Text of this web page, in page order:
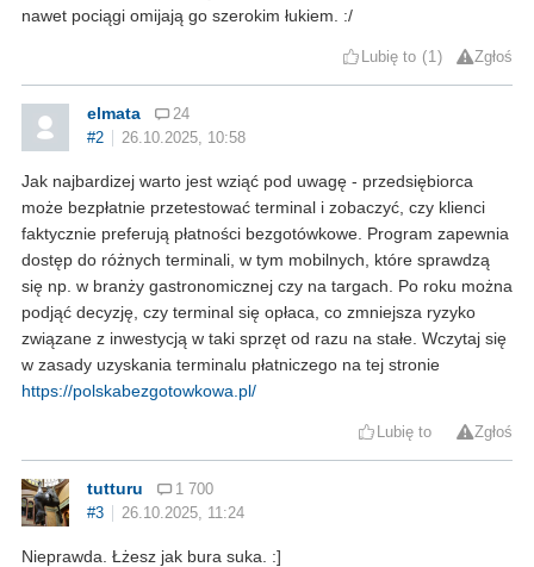
nawet pociągi omijają go szerokim łukiem. :/
Lubię to 1 Zgłoś
elmata
24
#2
26.10.2025, 10:58
Jak najbardizej warto jest wziąć pod uwagę - przedsiębiorca
może bezpłatnie przetestować terminal i zobaczyć, czy klienci
faktycznie preferują płatności bezgotówkowe. Program zapewnia
dostęp do różnych terminali, w tym mobilnych, które sprawdzą
się np. w branży gastronomicznej czy na targach. Po roku można
podjąć decyzję, czy terminal się opłaca, co zmniejsza ryzyko
związane z inwestycją w taki sprzęt od razu na stałe. Wczytaj się
w zasady uzyskania terminalu płatniczego na tej stronie
https://polskabezgotowkowa.pl/
Lubię to Zgłoś
tutturu
1 700
#3
26.10.2025, 11:24
Nieprawda. Łżesz jak bura suka. :]